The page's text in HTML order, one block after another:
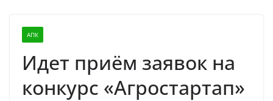
АПК
Идет приём заявок на
конкурс «Агростартап»